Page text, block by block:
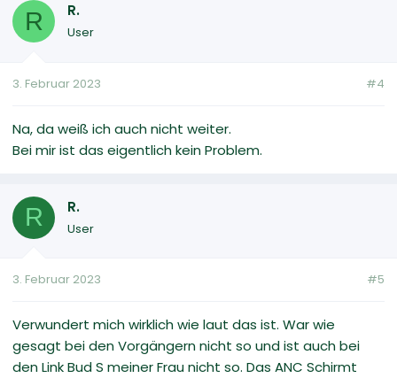
R R.
User
3. Februar 2023 #4
Na, da weiß ich auch nicht weiter.
Bei mir ist das eigentlich kein Problem.
R R.
User
3. Februar 2023 #5
Verwundert mich wirklich wie laut das ist. War wie
gesagt bei den Vorgängern nicht so und ist auch bei
den Link Bud S meiner Frau nicht so. Das ANC Schirmt